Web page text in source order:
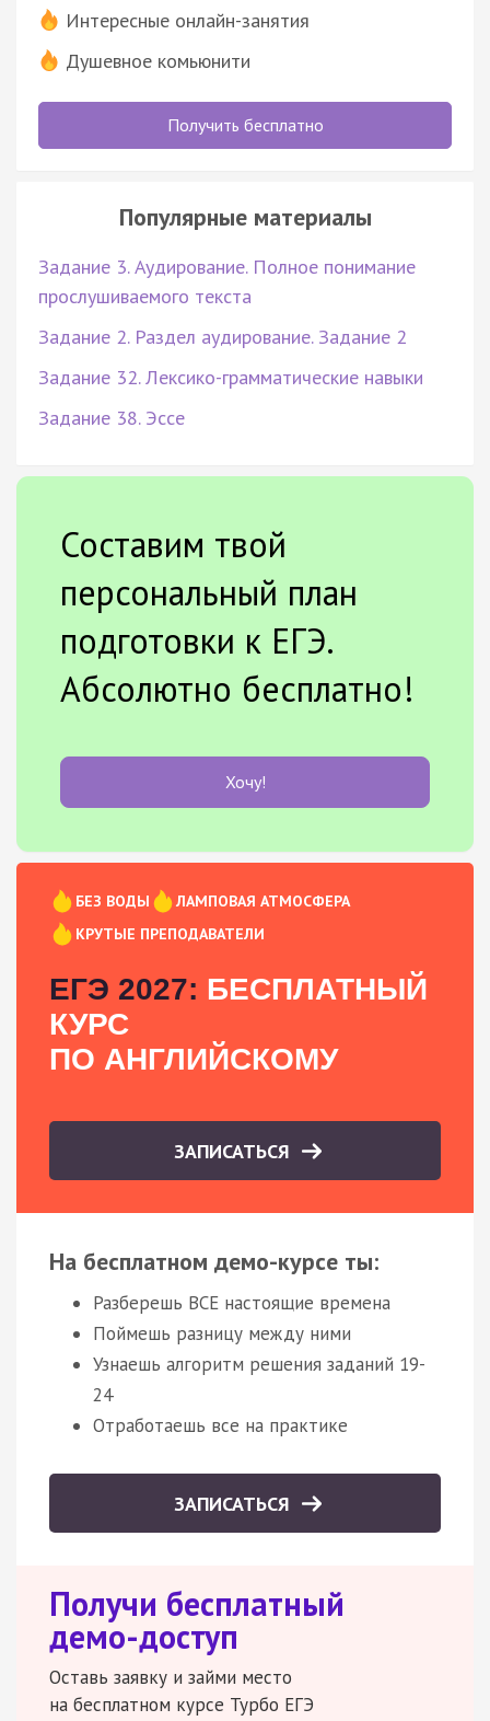
Интересные онлайн-занятия
Душевное комьюнити
Получить бесплатно
Популярные материалы
Задание 3. Аудирование. Полное понимание
прослушиваемого текста
Задание 2. Раздел аудирование. Задание 2
Задание 32. Лексико-грамматические навыки
Задание 38. Эссе
Составим твой
персональный план
подготовки к ЕГЭ.
Абсолютно бесплатно!
Хочу!
БЕЗ ВОДЫ
ЛАМПОВАЯ АТМОСФЕРА
КРУТЫЕ ПРЕПОДАВАТЕЛИ
ЕГЭ 2027: БЕСПЛАТНЫЙ
КУРС
ПО АНГЛИЙСКОМУ
ЗАПИСАТЬСЯ
На бесплатном демо-курсе ты:
Разберешь ВСЕ настоящие времена
Поймешь разницу между ними
Узнаешь алгоритм решения заданий 19-
24
Отработаешь все на практике
ЗАПИСАТЬСЯ
Получи бесплатный
демо-доступ
Оставь заявку и займи место
на бесплатном курсе Турбо ЕГЭ